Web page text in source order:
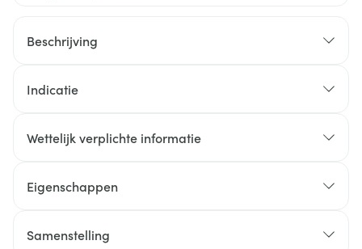
Beschrijving
VOORTPLANTING.
SPERMATOGENESE (vorming van de
Indicatie
Wettelijk verplichte informatie
Eigenschappen
Samenstelling